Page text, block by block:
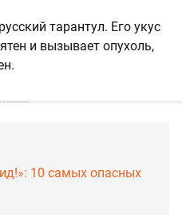
тарантул. Его укус
и вызывает опухоль,
10 самых опасных